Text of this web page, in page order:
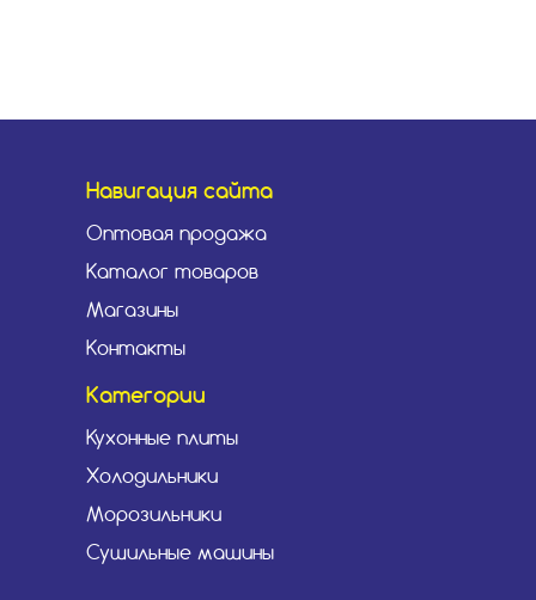
Навигация сайта
Оптовая продажа
Каталог товаров
Магазины
Контакты
Категории
Кухонные плиты
Холодильники
Морозильники
Сушильные машины